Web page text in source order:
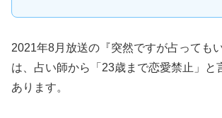
2021年8月放送の『突然ですが占っても
は、占い師から「23歳まで恋愛禁止」と
あります。